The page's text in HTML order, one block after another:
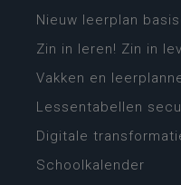
Nieuw leerplan
Zin in leren! Zin in
Vakken en
Lessentabellen
Digitale
Schoolkalender